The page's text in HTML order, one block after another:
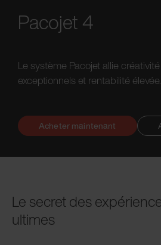
Pacojet 4
Le système Pacojet allie
exceptionnels et rentabilité élevée.
Acheter maintenant
Le secret des
ultimes